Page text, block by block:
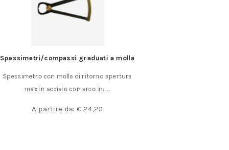
Spessimetri/compassi graduati a molla
Spessimetro con molla di ritorno apertura
max in acciaio con arco in……
A partire da: € 24,20